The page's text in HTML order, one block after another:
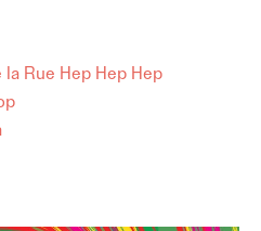
Rue Hep Hep Hep